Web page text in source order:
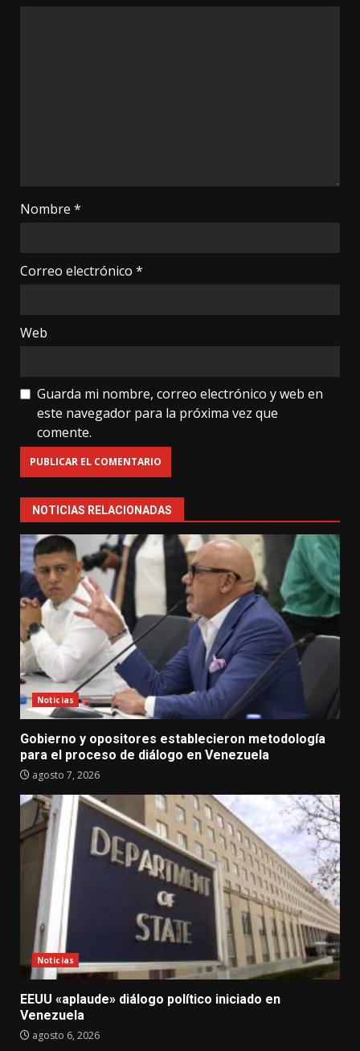
Nombre *
Correo electrónico *
Web
Guarda mi nombre, correo electrónico y web en
este navegador para la próxima vez que
comente.
NOTICIAS RELACIONADAS
Noticias
Gobierno y opositores establecieron metodología
para el proceso de diálogo en Venezuela
agosto 7, 2026
Noticias
EEUU «aplaude» diálogo político iniciado en
Venezuela
agosto 6, 2026